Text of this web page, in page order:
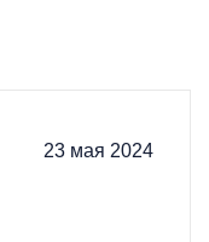
23 мая 2024